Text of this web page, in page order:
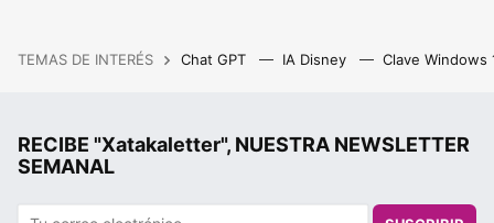
TEMAS DE INTERÉS Chat GPT IA Disney Clave Windows
RECIBE "Xatakaletter", NUESTRA NEWSLETTER
SEMANAL